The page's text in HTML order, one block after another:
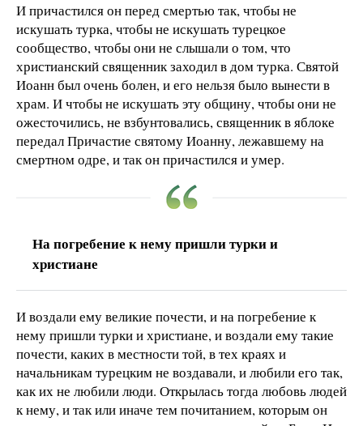
И причастился он перед смертью так, чтобы не
искушать турка, чтобы не искушать турецкое
сообщество, чтобы они не слышали о том, что
христианский священник заходил в дом турка. Святой
Иоанн был очень болен, и его нельзя было вынести в
храм. И чтобы не искушать эту общину, чтобы они не
ожесточились, не взбунтовались, священник в яблоке
передал Причастие святому Иоанну, лежавшему на
смертном одре, и так он причастился и умер.
На погребение к нему пришли турки и
христиане
И воздали ему великие почести, и на погребение к
нему пришли турки и христиане, и воздали ему такие
почести, каких в местности той, в тех краях и
начальникам турецким не воздавали, и любили его так,
как их не любили люди. Открылась тогда любовь людей
к нему, и так или иначе тем почитанием, которым он